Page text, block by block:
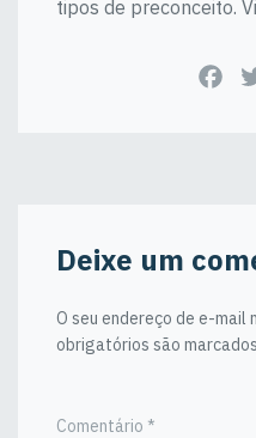
tipos de preconceito.
Deixe um
O seu endereço de e-mail
obrigatórios são
Comentário *